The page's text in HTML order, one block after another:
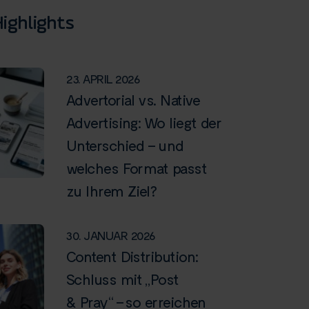
23. APRIL 2026
Advertorial vs. Native
Advertising: Wo liegt der
Unterschied – und
welches Format passt
zu Ihrem Ziel?
30. JANUAR 2026
Content Distribution:
Schluss mit „Post
& Pray“ – so erreichen